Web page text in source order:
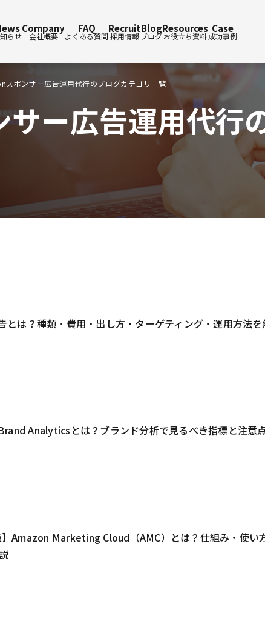
らせ
Company
会社概要
FAQ
よくある質問
Recruit
採用情報
Blog
ブログ
Resources
お役立ち資料
Case
成功事例
ー広告運用代行
スポンサー広告運用代行のブログカテゴリ一覧
とは？種類・費用・出し方・ターゲティング・運用方法
Analyticsとは？ブランド分析で見るべき指標と注意
】Amazon Marketing Cloud（AMC）とは？仕組み・使い